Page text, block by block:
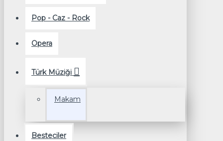
Pop - Caz - Rock
Opera
Türk Müziği
Makam
Besteciler